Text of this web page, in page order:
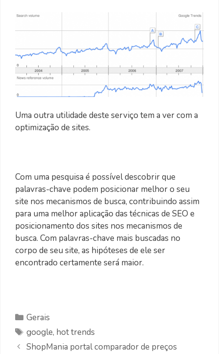
Uma outra utilidade deste serviço tem a ver com a
optimização de sites.
Com uma pesquisa é possível descobrir que
palavras-chave podem posicionar melhor o seu
site nos mecanismos de busca, contribuindo assim
para uma melhor aplicação das técnicas de SEO e
posicionamento dos sites nos mecanismos de
busca. Com palavras-chave mais buscadas no
corpo de seu site, as hipóteses de ele ser
encontrado certamente será maior.
Categorias
Gerais
Etiquetas
google, hot trends
ShopMania portal comparador de preços